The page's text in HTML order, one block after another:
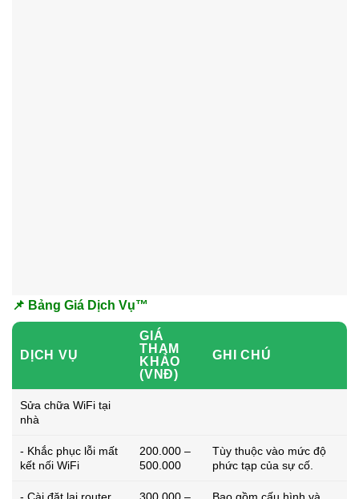
📌 Bảng Giá Dịch Vụ™
DỊCH VỤ
GIÁ
THAM
KHẢO
(VNĐ)
GHI CHÚ
Sửa chữa WiFi tại
nhà
- Khắc phục lỗi mất
kết nối WiFi
200.000 –
500.000
Tùy thuộc vào mức độ
phức tạp của sự cố.